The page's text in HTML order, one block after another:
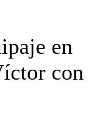
en
con